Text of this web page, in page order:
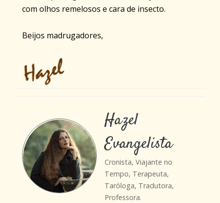
com olhos remelosos e cara de insecto.
Beijos madrugadores,
Hazel
Evangelista
Cronista, Viajante no
Tempo, Terapeuta,
Taróloga, Tradutora,
Professora.